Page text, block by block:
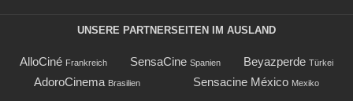
UNSERE PARTNERSEITEN IM AUSLAND
AlloCiné Frankreich SensaCine Spanien Beyazperde Türkei
AdoroCinema Brasilien Sensacine México Mexiko